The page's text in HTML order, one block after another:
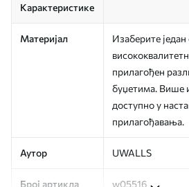
Карактеристике
Материјал
Изаберите један
прилагођен
буџетима. Више
доступно у
прилагођавања.
Аутор UWALLS
Број артикла w05516